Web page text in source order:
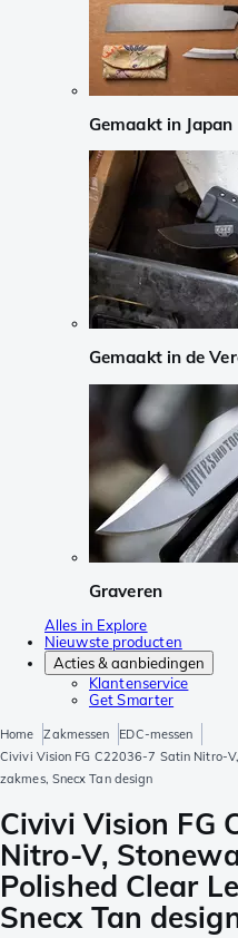
Gemaakt in Japan
Gemaakt in de
Graveren
Alles in Explore
Nieuwste producten
Acties & aanbiedingen
Klantenservice
Get Smarter
Home Zakmessen
EDC-messen
Civivi Vision FG C22036-7 Satin Nitro-
zakmes, Snecx Tan design
Civivi Vision FG
Nitro-V,
Polished Clear
Snecx Tan